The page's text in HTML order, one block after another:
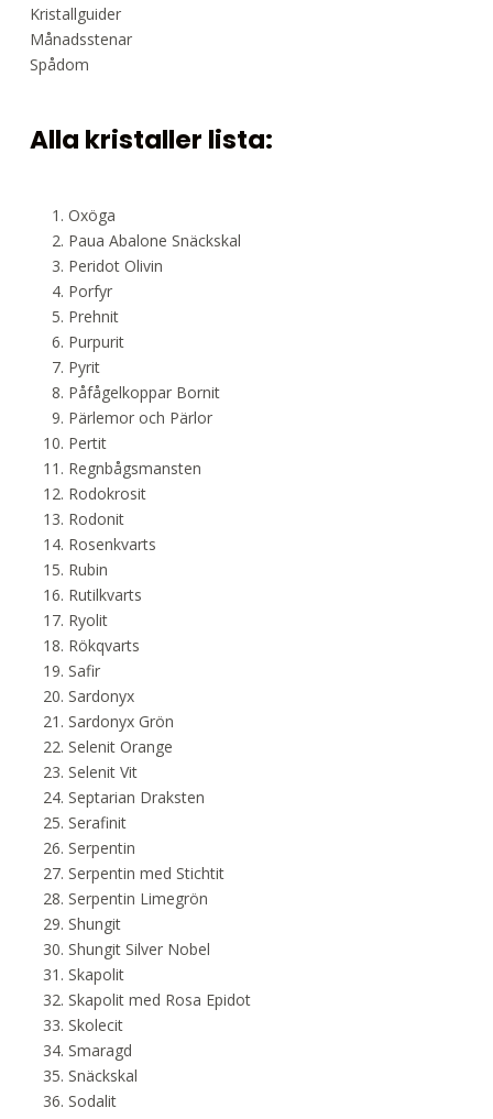
Kristallguider
Månadsstenar
Spådom
Alla kristaller lista:
Oxöga
Paua Abalone Snäckskal
Peridot Olivin
Porfyr
Prehnit
Purpurit
Pyrit
Påfågelkoppar Bornit
Pärlemor och Pärlor
Pertit
Regnbågsmansten
Rodokrosit
Rodonit
Rosenkvarts
Rubin
Rutilkvarts
Ryolit
Rökqvarts
Safir
Sardonyx
Sardonyx Grön
Selenit Orange
Selenit Vit
Septarian Draksten
Serafinit
Serpentin
Serpentin med Stichtit
Serpentin Limegrön
Shungit
Shungit Silver Nobel
Skapolit
Skapolit med Rosa Epidot
Skolecit
Smaragd
Snäckskal
Sodalit